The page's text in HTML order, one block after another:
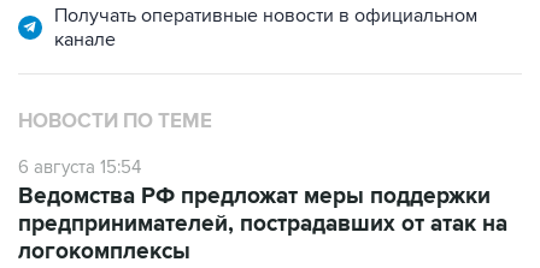
Получать оперативные новости в официальном
канале
НОВОСТИ ПО ТЕМЕ
6 августа 15:54
Ведомства РФ предложат меры поддержки
предпринимателей, пострадавших от атак на
логокомплексы